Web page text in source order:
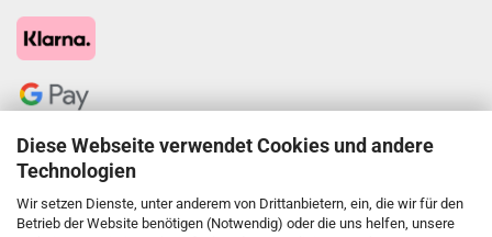
Diese Webseite verwendet Cookies und andere
Technologien
Wir setzen Dienste, unter anderem von Drittanbietern, ein, die wir für den
Betrieb der Website benötigen (Notwendig) oder die uns helfen, unsere